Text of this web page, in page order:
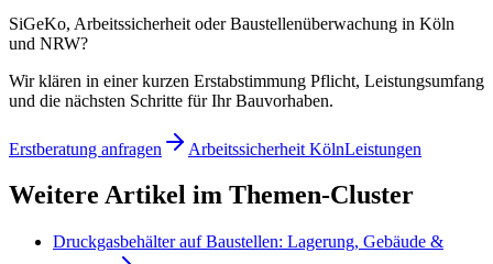
SiGeKo, Arbeitssicherheit oder Baustellenüberwachung in Köln
und NRW?
Wir klären in einer kurzen Erstabstimmung Pflicht, Leistungsumfang
und die nächsten Schritte für Ihr Bauvorhaben.
Erstberatung anfragen Arbeitssicherheit KölnLeistungen
Weitere Artikel im Themen-Cluster
Druckgasbehälter auf Baustellen: Lagerung, Gebäude &